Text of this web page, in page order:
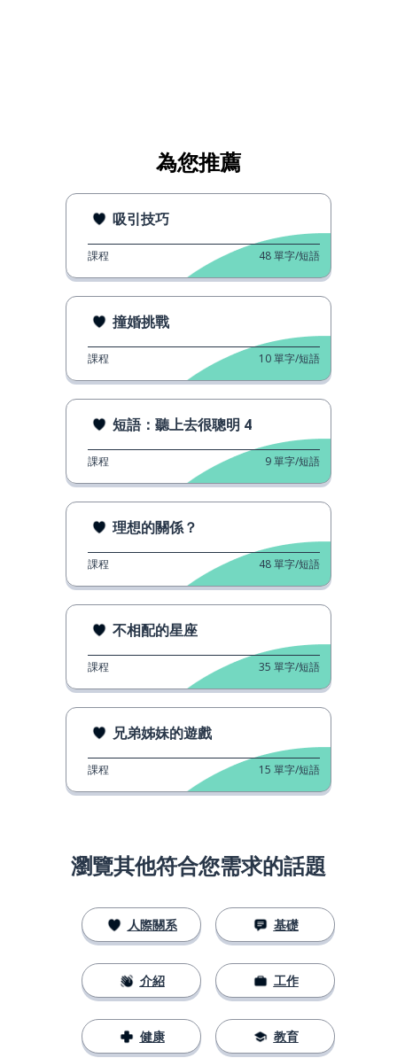
為您推薦
吸引技巧
課程 48單字/短語
撞婚挑戰
課程 10單字/短語
短語：聽上去很聰明 4
課程 9單字/短語
理想的關係？
課程 48單字/短語
不相配的星座
課程 35 單字/短語
兄弟姊妹的遊戲
課程 15 單字/短語
瀏覽其他符合您需求的話題
人際關系
介紹
健康
基礎
工作
教育